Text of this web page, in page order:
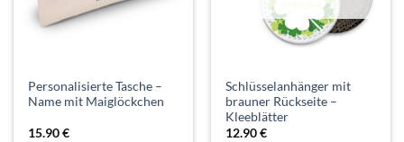
Personalisierte Tasche –
Name mit Maiglöckchen
15.90€
Schlüsselanhänger mit
brauner Rückseite –
Kleeblätter
12.90€